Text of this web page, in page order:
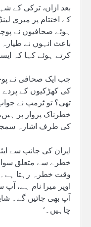
بعد ازاں، ترکی کے
کے اختتام پر میری
ہوئے صحافیوں نے
باعث انہوں نے طیارہ
کرتے ہوئے کہا کہ
جب ایک صحافی نے
کی کھڑکیوں کے پردے
تھی؟ تو ٹرمپ نے
خطرناک پرواز پر
کی طرف اشارہ
ایران کی جانب سے
خطرے سے متعلق
وقت خطرہ رہتا
اوپر میرا نام ہے،
آپ بھی جائیں گے۔
چاہیں۔‘